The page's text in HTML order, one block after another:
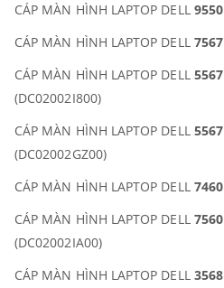
CÁP MÀN HÌNH LAPTOP DELL 9550
CÁP MÀN HÌNH LAPTOP DELL 7567
CÁP MÀN HÌNH LAPTOP DELL 5567
(DC02002I800)
CÁP MÀN HÌNH LAPTOP DELL 5567
(DC02002GZ00)
CÁP MÀN HÌNH LAPTOP DELL 7460
CÁP MÀN HÌNH LAPTOP DELL 7560
(DC02002IA00)
CÁP MÀN HÌNH LAPTOP DELL 3568